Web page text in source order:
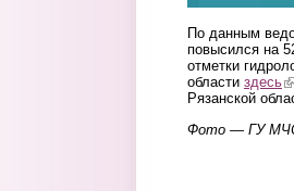
По данным
повысился на
отметки
области здесь
Рязанской
Фото — ГУ